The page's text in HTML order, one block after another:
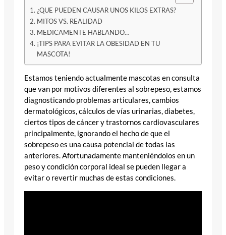
¿QUE PUEDEN CAUSAR UNOS KILOS EXTRAS?
MITOS VS. REALIDAD
MEDICAMENTE HABLANDO…
¡TIPS PARA EVITAR LA OBESIDAD EN TU
MASCOTA!
Estamos teniendo actualmente mascotas en consulta
que van por motivos diferentes al sobrepeso, estamos
diagnosticando problemas articulares, cambios
dermatológicos, cálculos de vías urinarias, diabetes,
ciertos tipos de cáncer y trastornos cardiovasculares
principalmente, ignorando el hecho de que el
sobrepeso es una causa potencial de todas las
anteriores. Afortunadamente manteniéndolos en un
peso y condición corporal ideal se pueden llegar a
evitar o revertir muchas de estas condiciones.